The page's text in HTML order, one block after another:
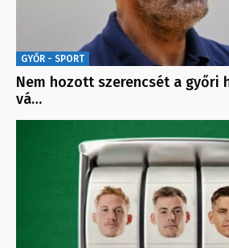
GYŐR - SPORT
Nem hozott szerencsét a győri
vá…